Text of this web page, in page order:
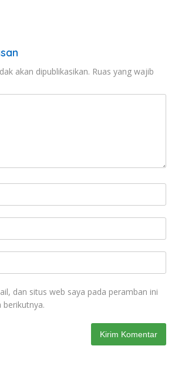
akan dipublikasikan. Ruas yang wajib
dan situs web saya pada peramban ini